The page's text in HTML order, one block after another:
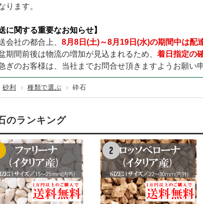
袋
袋
ワクイ
メタルテック
イナバ製作
ンテックス240BB
TURF／レギュラータイプ
TURF／カールタイプ
さ2,000×幅200×厚み70mm (中古風／オーク)
さ2,000×幅200×厚み140mm (茶色)
さ2,000×幅200×厚み140mm (ナチュラル)
さ2,000×幅200×厚み140mm (中古風／オーク)
ります。
に関する重要なお知らせ】
会社の都合上、 8月8日(土)～8月19日(水)の期間中は配
期間前後は物流の増加が見込まれるため、 着日指定の
ぎのお客様は、当社までお問合せ頂きますようお願い
砂利 種類で選ぶ 砕石
のランキング